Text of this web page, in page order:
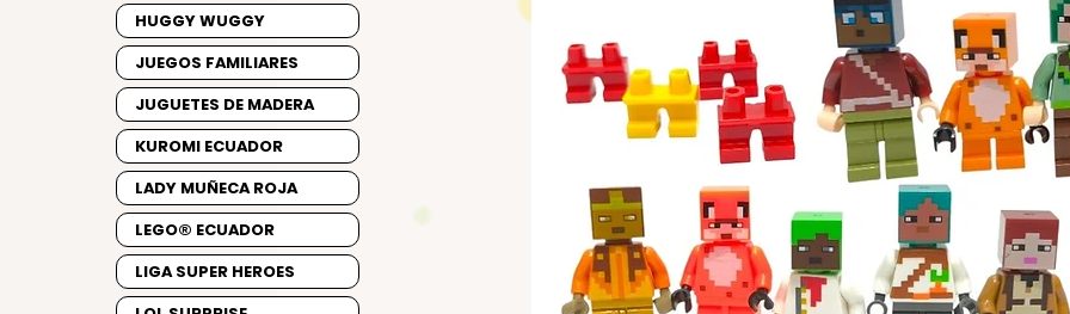
HUGGY WUGGY
JUEGOS FAMILIARES
JUGUETES DE MADERA
KUROMI ECUADOR
LADY MUÑECA ROJA
LEGO® ECUADOR
LIGA SUPER HEROES